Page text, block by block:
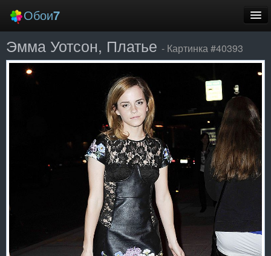
Обои7
Новые
Лучшие
Эмма Уотсон, Платье - Картинка #40393